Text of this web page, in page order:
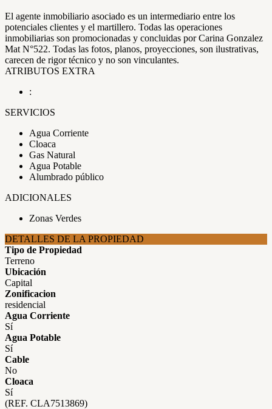
El agente inmobiliario asociado es un intermediario entre los
potenciales clientes y el martillero. Todas las operaciones
inmobiliarias son promocionadas y concluidas por Carina Gonzalez
Mat N°522. Todas las fotos, planos, proyecciones, son ilustrativas,
carecen de rigor técnico y no son vinculantes.
ATRIBUTOS EXTRA
:
SERVICIOS
Agua Corriente
Cloaca
Gas Natural
Agua Potable
Alumbrado público
ADICIONALES
Zonas Verdes
DETALLES DE LA PROPIEDAD
Tipo de Propiedad
Terreno
Ubicación
Capital
Zonificacion
residencial
Agua Corriente
Sí
Agua Potable
Sí
Cable
No
Cloaca
Sí
(REF. CLA7513869)